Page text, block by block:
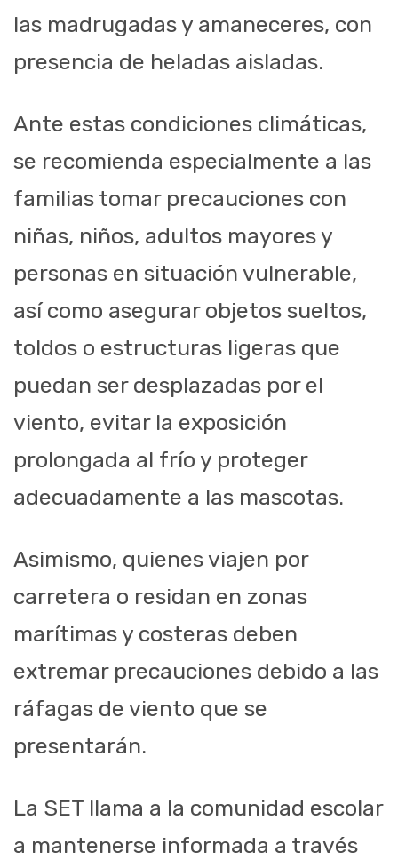
las madrugadas y amaneceres, con
presencia de heladas aisladas.
Ante estas condiciones climáticas,
se recomienda especialmente a las
familias tomar precauciones con
niñas, niños, adultos mayores y
personas en situación vulnerable,
así como asegurar objetos sueltos,
toldos o estructuras ligeras que
puedan ser desplazadas por el
viento, evitar la exposición
prolongada al frío y proteger
adecuadamente a las mascotas.
Asimismo, quienes viajen por
carretera o residan en zonas
marítimas y costeras deben
extremar precauciones debido a las
ráfagas de viento que se
presentarán.
La SET llama a la comunidad escolar
a mantenerse informada a través